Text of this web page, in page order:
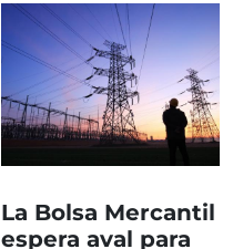
La Bolsa Mercantil
espera aval para